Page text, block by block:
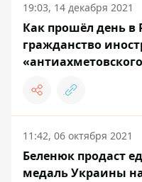
19:03, 14 декабря 2021
Как прошёл день в
гражданство
11:42, 06 октября 2021
Беленюк продаст
медаль Украины